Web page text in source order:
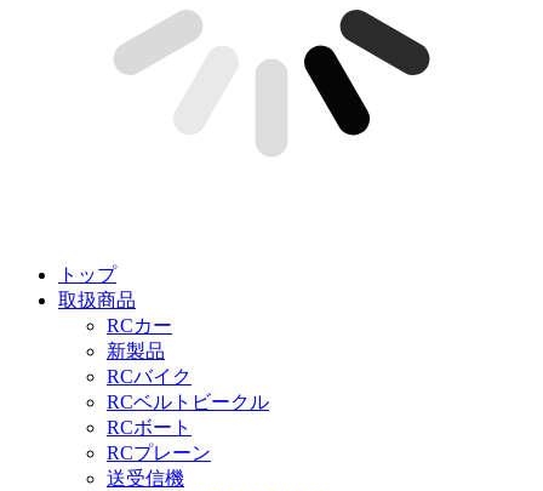
トップ
取扱商品
RCカー
新製品
RCバイク
RCベルトビークル
RCボート
RCプレーン
送受信機